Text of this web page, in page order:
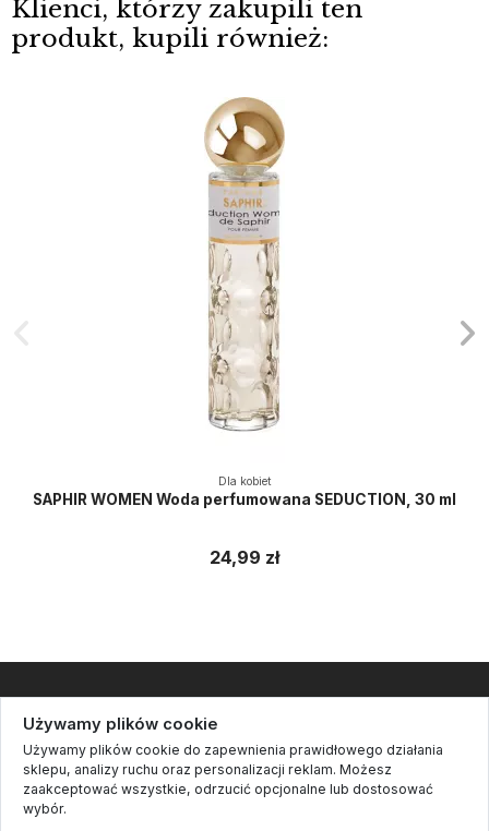
Klienci, którzy zakupili ten
produkt, kupili również:
Dla kobiet
SAPHIR WOMEN Woda perfumowana SEDUCTION, 30 ml
24,99 zł
Kontakt
Cookie settings
Używamy plików cookie
Używamy plików cookie do zapewnienia prawidłowego działania
sklepu, analizy ruchu oraz personalizacji reklam. Możesz
zaakceptować wszystkie, odrzucić opcjonalne lub dostosować
wybór.